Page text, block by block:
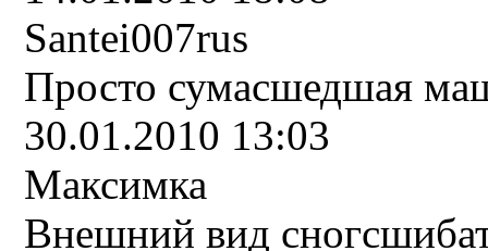
Santei007rus
Просто сумасшедшая
30.01.2010 13:03
Максимка
Внешний вид